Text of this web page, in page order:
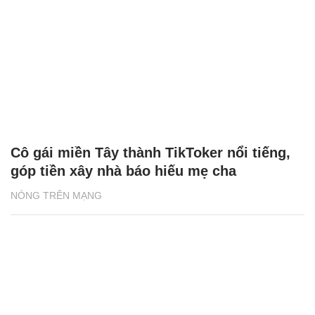
NÓNG TRÊN MẠNG
Cô gái miền Tây thành TikToker nổi tiếng,
góp tiền xây nhà báo hiếu mẹ cha